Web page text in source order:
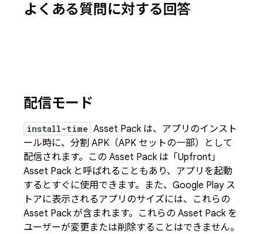
よくある質問に対する回答
配信モード
install-time Asset Pack は、アプリのインスト
ール時に、分割 APK（APK セットの一部）として
配信されます。この Asset Pack は「Upfront」
Asset Pack と呼ばれることもあり、アプリを起動
するとすぐに使用できます。また、Google Play ス
トアに表示されるアプリのサイズには、これらの
Asset Pack が含まれます。これらの Asset Pack を
ユーザーが変更または削除することはできません。